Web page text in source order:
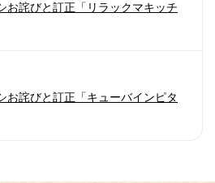
お詫びと訂正「リラックマキッチ
お詫びと訂正「キューバインピタ